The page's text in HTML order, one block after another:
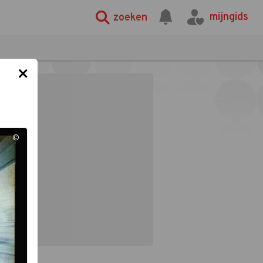
zoeken mijngids
×
©